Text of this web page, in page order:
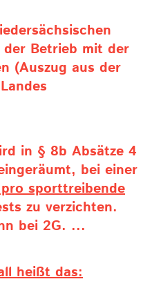
Betrieb mit der
(Auszug aus der
in § 8b Absätze 4
bei einer
sporttreibende
zu verzichten.
bei 2G. ...
heißt das: